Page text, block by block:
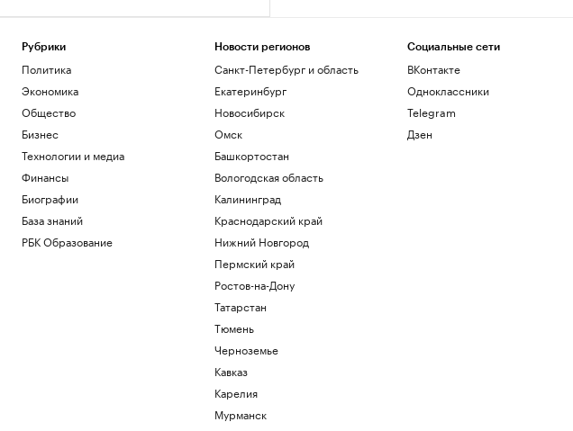
Рубрики
Политика
Экономика
Общество
Бизнес
Технологии и медиа
Финансы
Биографии
База знаний
РБК Образование
Новости регионов
Санкт-Петербург и область
Екатеринбург
Новосибирск
Омск
Башкортостан
Вологодская область
Калининград
Краснодарский край
Нижний Новгород
Пермский край
Ростов-на-Дону
Татарстан
Тюмень
Черноземье
Кавказ
Карелия
Мурманск
Социальные сети
ВКонтакте
Одноклассники
Telegram
Дзен